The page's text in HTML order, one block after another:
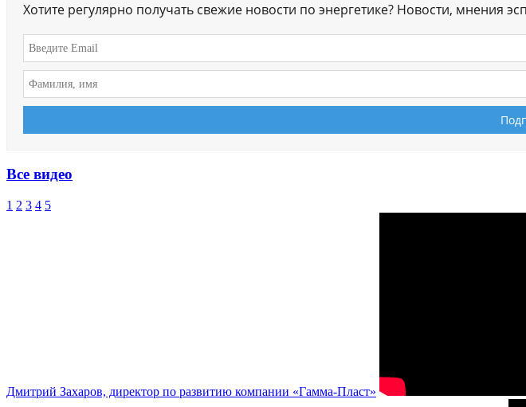
Хотите регулярно получать свежие новости по энергетике? Новости, мнения
Все видео
1 2 3 4 5
Дмитрий Захаров, директор по развитию компании «Гамма-Пласт»